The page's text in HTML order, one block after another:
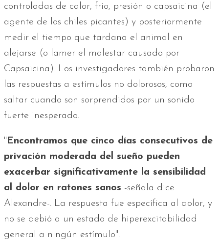
controladas de calor, frío, presión o capsaicina (el
agente de los chiles picantes) y posteriormente
medir el tiempo que tardana el animal en
alejarse (o lamer el malestar causado por
Capsaicina). Los investigadores también probaron
las respuestas a estímulos no dolorosos, como
saltar cuando son sorprendidos por un sonido
fuerte inesperado.
" Encontramos que cinco días consecutivos de
privación moderada del sueño pueden
exacerbar significativamente la sensibilidad
al dolor en ratones sanos -señala dice
Alexandre-. La respuesta fue específica al dolor, y
no se debió a un estado de hiperexcitabilidad
general a ningún estímulo".